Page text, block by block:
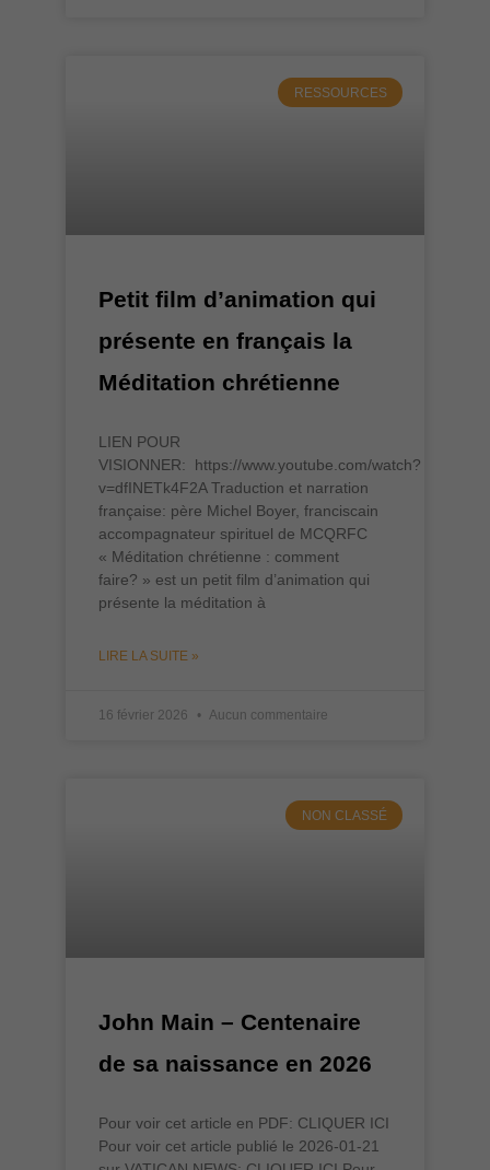
RESSOURCES
Petit film d’animation qui
présente en français la
Méditation chrétienne
LIEN POUR
VISIONNER: https://www.youtube.com/watch?
v=dfINETk4F2A Traduction et narration
française: père Michel Boyer, franciscain
accompagnateur spirituel de MCQRFC
« Méditation chrétienne : comment
faire? » est un petit film d’animation qui
présente la méditation à
LIRE LA SUITE »
16 février 2026 Aucun commentaire
NON CLASSÉ
John Main – Centenaire
de sa naissance en 2026
Pour voir cet article en PDF: CLIQUER ICI
Pour voir cet article publié le 2026-01-21